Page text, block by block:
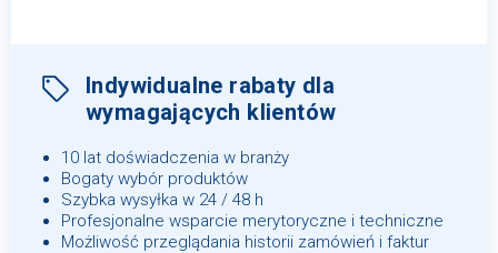
Indywidualne rabaty dla
wymagających klientów
10 lat doświadczenia w branży
Bogaty wybór produktów
Szybka wysyłka w 24 / 48 h
Profesjonalne wsparcie merytoryczne i techniczne
Możliwość przeglądania historii zamówień i faktur